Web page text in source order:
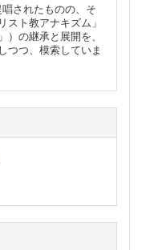
されたものの、そ
ト教アナキズム」
）の継承と展開を、
つつ、模索していま